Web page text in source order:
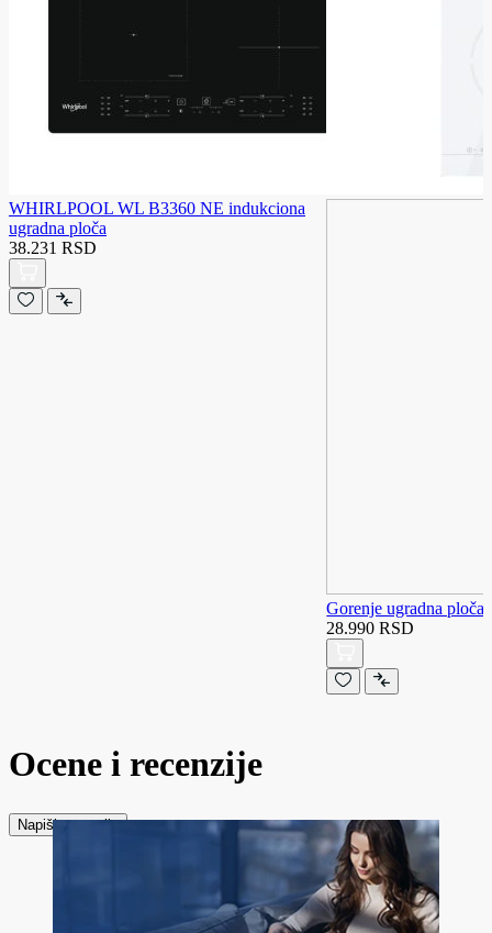
WHIRLPOOL WL B3360 NE indukciona
ugradna ploča
38.231 RSD
Gorenje ugradna
28.990 RSD
Ocene i recenzije
Napiši recenziju